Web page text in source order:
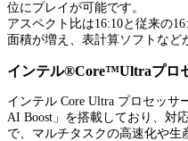
位にプレイが可能です。
アスペクト比は16:10と従来の
面積が増え、表計算ソフトなど
インテル®Core™Ultraプロ
インテル Core Ultra プロセッサ
AI Boost」を搭載しており、対
で、マルチタスクの高速化や